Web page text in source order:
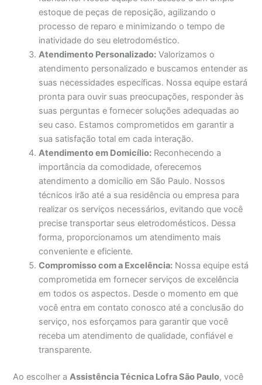
estoque de peças de reposição, agilizando o
processo de reparo e minimizando o tempo de
inatividade do seu eletrodoméstico.
Atendimento Personalizado: Valorizamos o
atendimento personalizado e buscamos entender as
suas necessidades específicas. Nossa equipe estará
pronta para ouvir suas preocupações, responder às
suas perguntas e fornecer soluções adequadas ao
seu caso. Estamos comprometidos em garantir a
sua satisfação total em cada interação.
Atendimento em Domicílio: Reconhecendo a
importância da comodidade, oferecemos
atendimento a domicílio em São Paulo. Nossos
técnicos irão até a sua residência ou empresa para
realizar os serviços necessários, evitando que você
precise transportar seus eletrodomésticos. Dessa
forma, proporcionamos um atendimento mais
conveniente e eficiente.
Compromisso com a Excelência: Nossa equipe está
comprometida em fornecer serviços de excelência
em todos os aspectos. Desde o momento em que
você entra em contato conosco até a conclusão do
serviço, nos esforçamos para garantir que você
receba um atendimento de qualidade, confiável e
transparente.
Ao escolher aAssistência Técnica Lofra São Paulo, você